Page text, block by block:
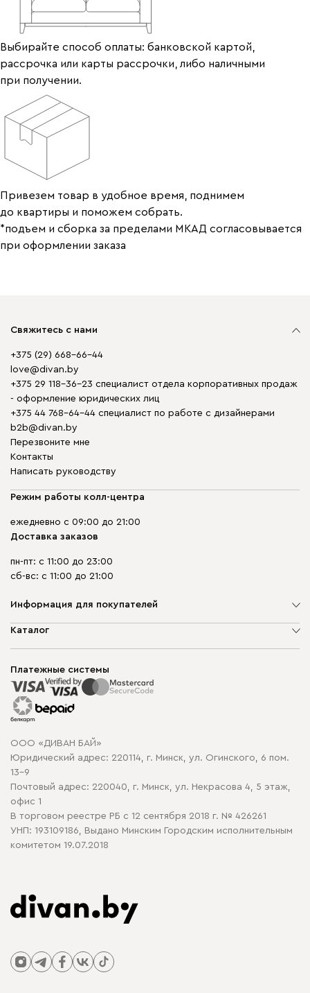
Выбирайте способ оплаты: банковской картой,
рассрочка или карты рассрочки, либо наличными
при получении.
Привезем товар в удобное время, поднимем
до квартиры и поможем собрать.
*подъем и сборка за пределами МКАД согласовывается
при оформлении заказа
Свяжитесь с нами
+375 (29) 668-66-44
love@divan.by
+375 29 118-36-23 специалист отдела корпоративных продаж
- оформление юридических лиц
+375 44 768-64-44 специалист по работе с дизайнерами
b2b@divan.by
Перезвоните мне
Контакты
Написать руководству
Режим работы колл-центра
ежедневно с 09:00 до 21:00
Доставка заказов
пн-пт: с 11:00 до 23:00
сб-вс: с 11:00 до 21:00
Информация для покупателей
О компании
Способы оплаты
Рассрочка и кредит
Гарантия
Карта сайта
Политика конфиденциальности
Политика в отношении обработки cookie
Каталог
Корпусная мебель
Распродажа мебели
Платежные системы
ООО «ДИВАН БАЙ»
Юридический адрес: 220114, г. Минск, ул. Огинского, 6 пом.
13-9
Почтовый адрес: 220040, г. Минск, ул. Некрасова 4, 5 этаж,
офис 1
В торговом реестре РБ с 12 сентября 2018 г. № 426261
УНП: 193109186, Выдано Минским Городским исполнительным
комитетом 19.07.2018